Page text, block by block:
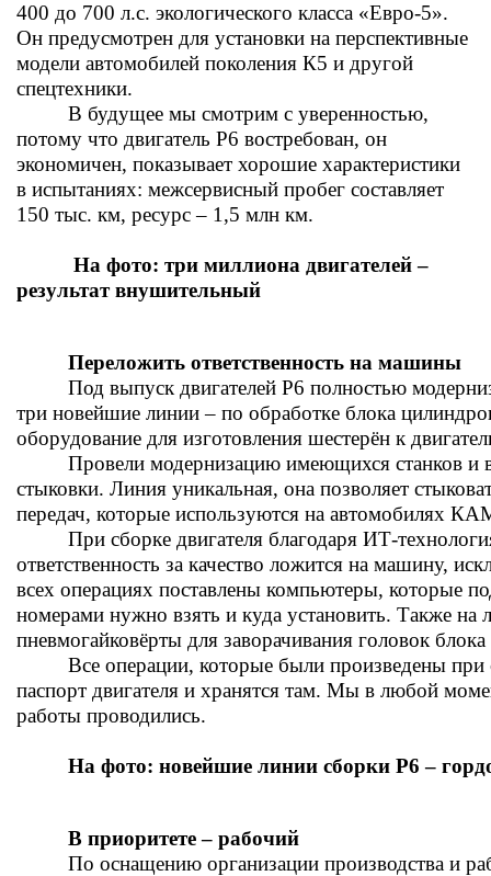
400 до 700 л.с. экологического класса «Евро-5».
Он предусмотрен для установки на перспективные
модели автомобилей поколения К5 и другой
спецтехники.
В будущее мы смотрим с уверенностью,
потому что двигатель Р6 востребован, он
экономичен, показывает хорошие характеристики
в испытаниях: межсервисный пробег составляет
150 тыс. км, ресурс – 1,5 млн км.
На фото: три миллиона двигателей –
результат внушительный
Переложить ответственность на машины
Под выпуск двигателей Р6 полностью
три новейшие линии – по обработке блока
оборудование для изготовления шестерён к
Провели модернизацию имеющихся станков и
стыковки. Линия уникальная, она позволяет
передач, которые используются на автомобилях
При сборке двигателя благодаря ИТ-
ответственность за качество ложится на машину,
всех операциях поставлены компьютеры, которые
номерами нужно взять и куда установить. Также на
пневмогайковёрты для заворачивания головок
Все операции, которые были произведены
паспорт двигателя и хранятся там. Мы в любой
работы проводились.
На фото: новейшие линии сборки Р6 –
В приоритете – рабочий
По оснащению организации производства и